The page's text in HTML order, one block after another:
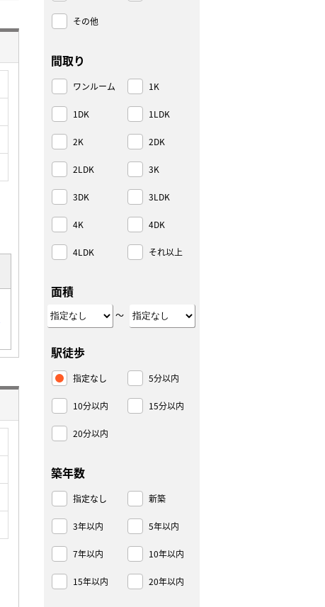
その他
間取り
ワンルーム 1K
1DK 1LDK
2K 2DK
2LDK 3K
3DK 3LDK
4K 4DK
4LDK それ以上
面積
～
駅徒歩
指定なし 5分以内
10分以内 15分以内
20分以内
築年数
指定なし 新築
3年以内 5年以内
7年以内 10年以内
15年以内 20年以内